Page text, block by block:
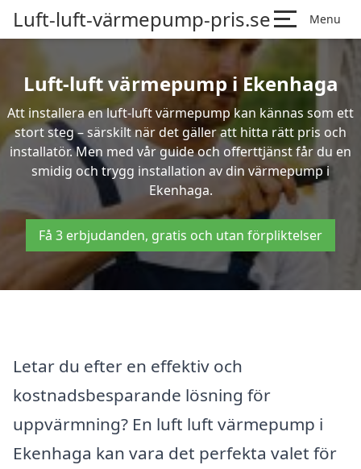
Luft-luft-värmepump-pris.se Menu
Luft-luft värmepump i Ekenhaga
Att installera en luft-luft värmepump kan kännas som ett
stort steg – särskilt när det gäller att hitta rätt pris och
installatör. Men med vår guide och offerttjänst får du en
smidig och trygg installation av din värmepump i
Ekenhaga.
Få 3 erbjudanden, gratis och utan förpliktelser
Letar du efter en effektiv och
kostnadsbesparande lösning för
uppvärmning? En luft luft värmepump i
Ekenhaga kan vara det perfekta valet för